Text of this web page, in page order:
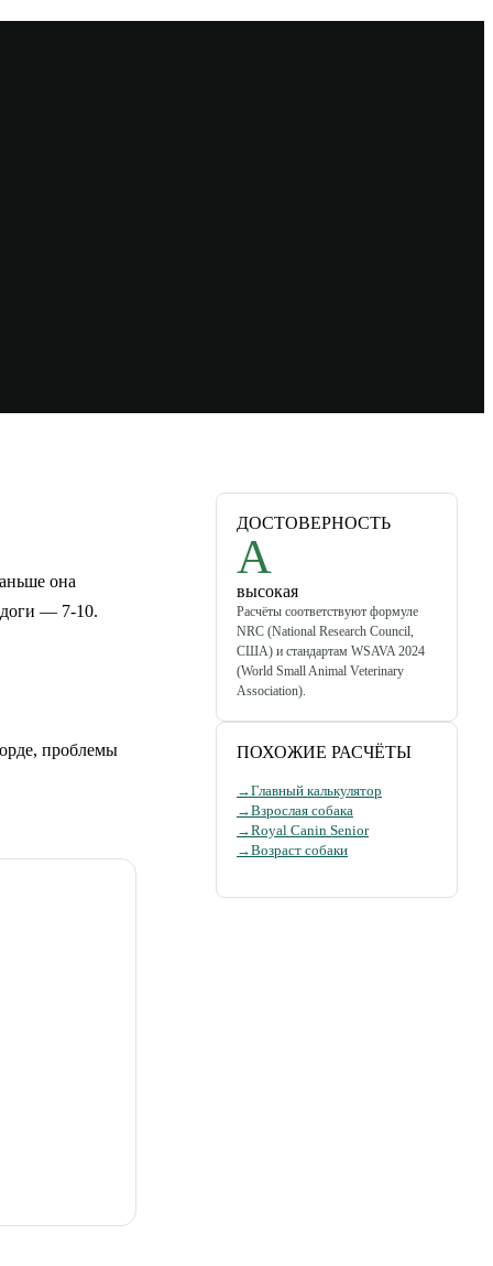
она
доги — 7-10.
проблемы
ДОСТОВЕРНОСТЬ
A
высокая
Расчёты соответствуют формуле
NRC (National Research Council,
США) и стандартам WSAVA 2024
(World Small Animal Veterinary
Association).
ПОХОЖИЕ РАСЧЁТЫ
→Главный калькулятор
→Взрослая собака
→Royal Canin Senior
→Возраст собаки